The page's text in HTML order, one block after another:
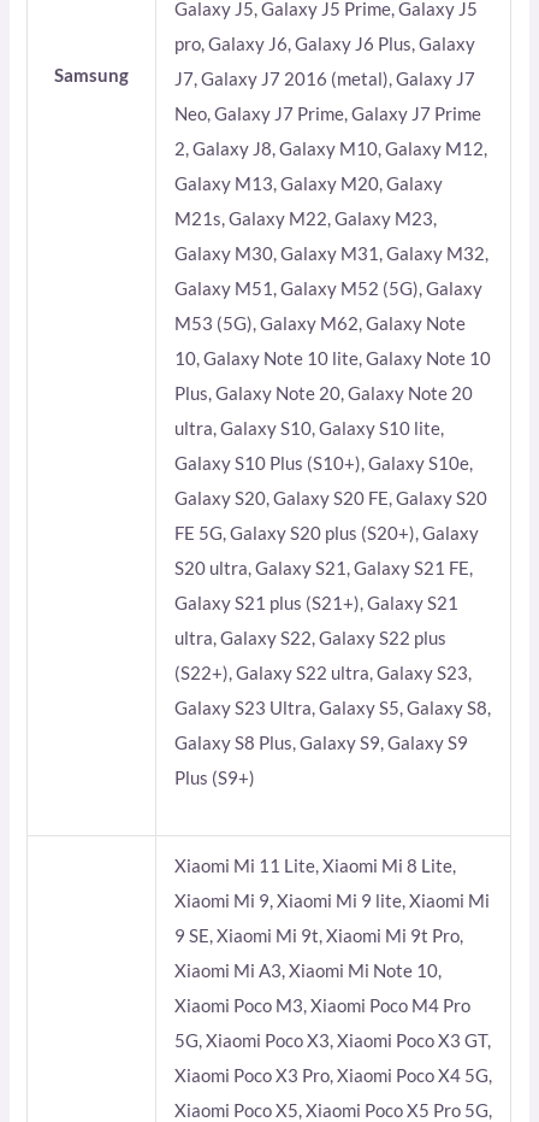
Samsung
Galaxy J5, Galaxy J5 Prime, Galaxy J5
pro, Galaxy J6, Galaxy J6 Plus, Galaxy
J7, Galaxy J7 2016 (metal), Galaxy J7
Neo, Galaxy J7 Prime, Galaxy J7 Prime
2, Galaxy J8, Galaxy M10, Galaxy M12,
Galaxy M13, Galaxy M20, Galaxy
M21s, Galaxy M22, Galaxy M23,
Galaxy M30, Galaxy M31, Galaxy M32,
Galaxy M51, Galaxy M52 (5G), Galaxy
M53 (5G), Galaxy M62, Galaxy Note
10, Galaxy Note 10 lite, Galaxy Note 10
Plus, Galaxy Note 20, Galaxy Note 20
ultra, Galaxy S10, Galaxy S10 lite,
Galaxy S10 Plus (S10+), Galaxy S10e,
Galaxy S20, Galaxy S20 FE, Galaxy S20
FE 5G, Galaxy S20 plus (S20+), Galaxy
S20 ultra, Galaxy S21, Galaxy S21 FE,
Galaxy S21 plus (S21+), Galaxy S21
ultra, Galaxy S22, Galaxy S22 plus
(S22+), Galaxy S22 ultra, Galaxy S23,
Galaxy S23 Ultra, Galaxy S5, Galaxy S8,
Galaxy S8 Plus, Galaxy S9, Galaxy S9
Plus (S9+)
Xiaomi Mi 11 Lite, Xiaomi Mi 8 Lite,
Xiaomi Mi 9, Xiaomi Mi 9 lite, Xiaomi Mi
9 SE, Xiaomi Mi 9t, Xiaomi Mi 9t Pro,
Xiaomi Mi A3, Xiaomi Mi Note 10,
Xiaomi Poco M3, Xiaomi Poco M4 Pro
5G, Xiaomi Poco X3, Xiaomi Poco X3 GT,
Xiaomi Poco X3 Pro, Xiaomi Poco X4 5G,
Xiaomi Poco X5, Xiaomi Poco X5 Pro 5G,